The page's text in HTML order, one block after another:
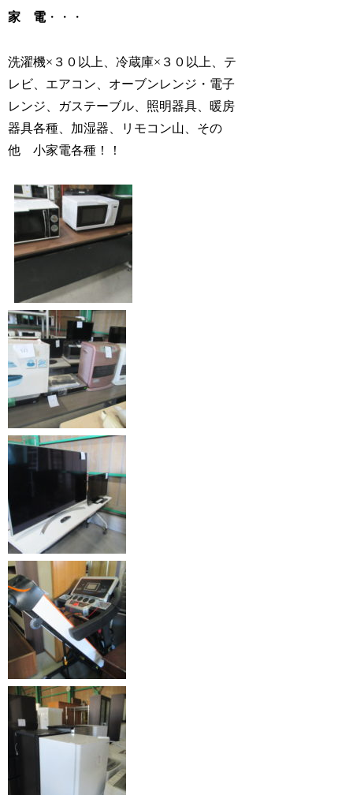
家 電・・・
洗濯機×３０以上、冷蔵庫×３０以上、テ
レビ、エアコン、オーブンレンジ・電子
レンジ、ガステーブル、照明器具、暖房
器具各種、加湿器、リモコン山、その
他 小家電各種！！